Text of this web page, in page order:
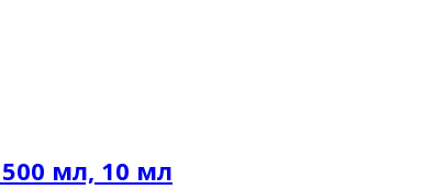
мл, 10 мл